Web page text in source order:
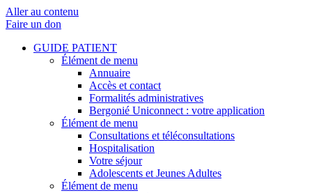
Aller au contenu
Faire un don
GUIDE PATIENT
Élément de menu
Annuaire
Accès et contact
Formalités administratives
Bergonié Uniconnect : votre application
Élément de menu
Consultations et téléconsultations
Hospitalisation
Votre séjour
Adolescents et Jeunes Adultes
Élément de menu